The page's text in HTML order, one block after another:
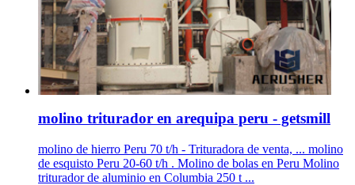
molino triturador en arequipa peru - getsmill
molino de hierro Peru 70 t/h - Trituradora de venta, ... molino
de esquisto Peru 20-60 t/h . Molino de bolas en Peru Molino
triturador de aluminio en Columbia 250 t ...